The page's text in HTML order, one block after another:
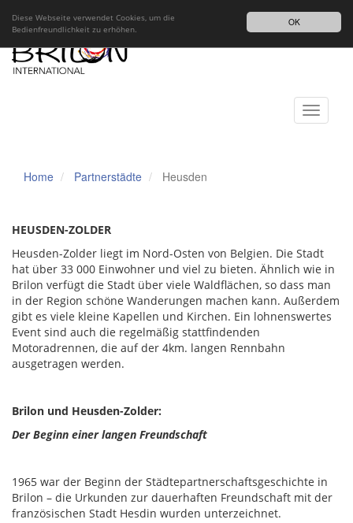
OK
Diese Webseite verwendet Cookies, um die
Bedienfreundlichkeit zu erhöhen.
DE
Impressum Datenschutz
Toggle
Home Partnerstädte Heusden
HEUSDEN-ZOLDER
Heusden-Zolder liegt im Nord-Osten von Belgien. Die Stadt
hat über 33 000 Einwohner und viel zu bieten. Ähnlich wie in
Brilon verfügt die Stadt über viele Waldflächen, so dass man
in der Region schöne Wanderungen machen kann. Außerdem
gibt es viele kleine Kapellen und Kirchen. Ein lohnenswertes
Event sind auch die regelmäßig stattfindenden
Motoradrennen, die auf der 4km. langen Rennbahn
ausgetragen werden.
Brilon und Heusden-Zolder:
Der Beginn einer langen Freundschaft
1965 war der Beginn der Städtepartnerschaftsgeschichte in
Brilon – die Urkunden zur dauerhaften Freundschaft mit der
französischen Stadt Hesdin wurden unterzeichnet.